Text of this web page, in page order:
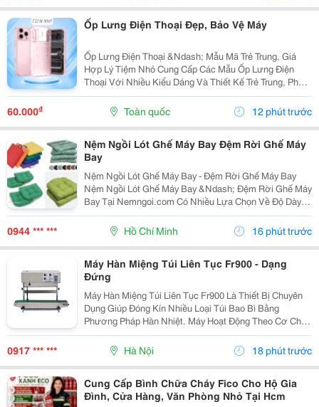
Ốp Lưng Điện Thoại Đẹp, Bảo Vệ Máy
Ốp Lưng Điện Thoại &Ndash; Mẫu Mã Trẻ Trung, Giá
Hợp Lý Tiệm Nhỏ Cung Cấp Các Mẫu Ốp Lưng Điện
Thoại Với Nhiều Kiểu Dáng Và Thiết Kế Trẻ Trung, Phù
Hợp Với Học Sinh, Sinh Viên Và Người Dùng Yêu Thích
Phụ Kiện Điện Thoại. Ốp Được Thiết Kế Vừa Vặn...
60.000₫ Toàn quốc 12 phút trước
Nệm Ngồi Lót Ghế Máy Bay Đệm Rời Ghế Máy
Bay
Nệm Ngồi Lót Ghế Máy Bay - Đệm Rời Ghế Máy Bay
Nệm Ngồi Lót Ghế Máy Bay &Ndash; Đệm Rời Ghế Máy
Bay Tại Nemngoi.com Có Nhiều Lựa Chọn Về Độ Dày,
Ruột Nệm, Chất Liệu Vỏ Và Kích Thước Để Đáp Ứng
Nhu Cầu Người Mua. Sản Phẩm Đang Có Khuyến Mãi,
Ưu Đãi...
0944 *** *** Hồ Chí Minh 16 phút trước
Máy Hàn Miệng Túi Liên Tục Fr900 - Dạng
Đứng
Máy Hàn Miệng Túi Liên Tục Fr900 Là Thiết Bị Chuyên
Dụng Giúp Đóng Kín Nhiều Loại Túi Bao Bì Bằng
Phương Pháp Hàn Nhiệt. Máy Hoạt Động Theo Cơ Chế
Liên Tục, Hỗ Trợ Tăng Tốc Độ Đóng Gói Và Tạo Đường
Hàn Đều Trên Từng Sản Phẩm. Đây Là Lựa Chọn Phù
0917 *** *** Hà Nội 18 phút trước
Cung Cấp Bình Chữa Cháy Fico Cho Hộ Gia
Đình, Cửa Hàng, Văn Phòng Nhỏ Tại Hcm